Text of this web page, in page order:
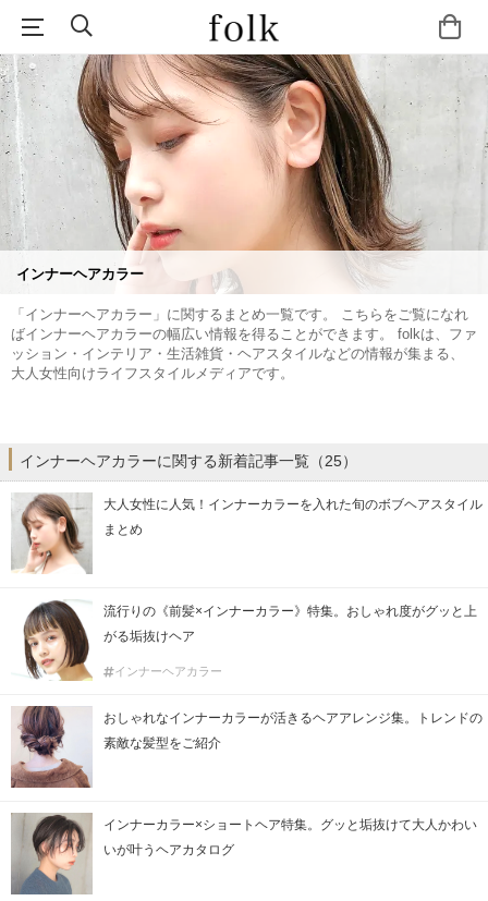
インナーヘアカラー
「インナーヘアカラー」に関するまとめ一覧です。 こちらをご覧になれ
ばインナーヘアカラーの幅広い情報を得ることができます。 folkは、ファ
ッション・インテリア・生活雑貨・ヘアスタイルなどの情報が集まる、
大人女性向けライフスタイルメディアです。
インナーヘアカラーに関する新着記事一覧（25）
大人女性に人気！インナーカラーを入れた旬のボブヘアスタイル
まとめ
流行りの《前髪×インナーカラー》特集。おしゃれ度がグッと上
がる垢抜けヘア
インナーヘアカラー
おしゃれなインナーカラーが活きるヘアアレンジ集。トレンドの
素敵な髪型をご紹介
インナーカラー×ショートヘア特集。グッと垢抜けて大人かわい
いが叶うヘアカタログ